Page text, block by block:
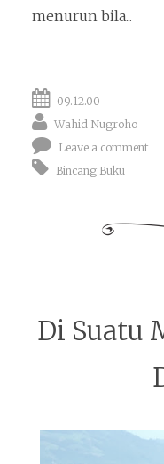
menurun bila...
09.12.00
Wahid Nugroho
Leave a comment
Bincang Buku
Di Suatu